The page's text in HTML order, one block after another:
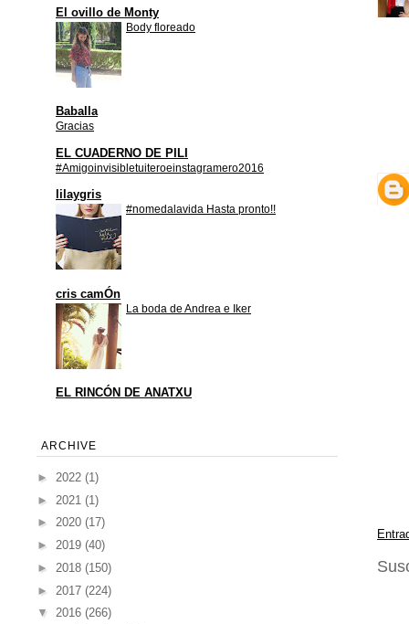
El ovillo de Monty
Body floreado
Baballa
Gracias
EL CUADERNO DE PILI
#Amigoinvisibletuiteroeinstagramero2016
lilaygris
#nomedalavida Hasta pronto!!
cris camÓn
La boda de Andrea e Iker
EL RINCÓN DE ANATXU
ARCHIVE
► 2022 (1)
► 2021 (1)
► 2020 (17)
► 2019 (40)
► 2018 (150)
► 2017 (224)
▼ 2016 (266)